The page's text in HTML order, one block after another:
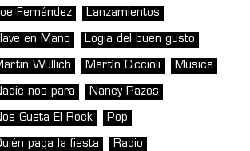
Fernández Lanzamientos
en Mano Logia del buen gusto
Wullich Martín Ciccioli Música
nos para Nancy Pazos
Gusta El Rock Pop
paga la fiesta Radio